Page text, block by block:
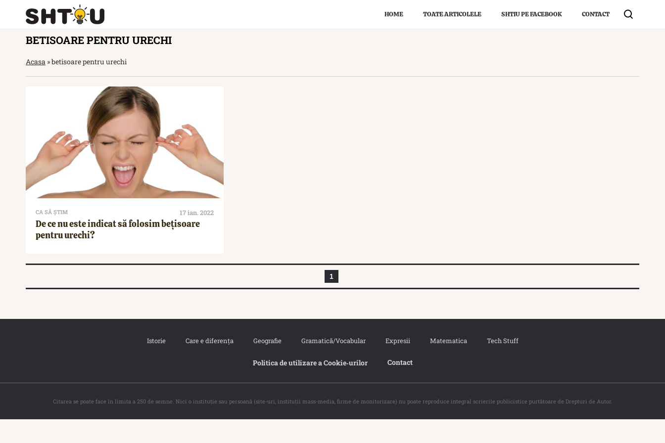
HOME TOATE ARTICOLELE SHTIU PE FACEBOOK CONTACT
BETISOARE PENTRU URECHI
Acasa »betisoare pentru urechi
CA SĂ ȘTIM 17 ian. 2022
De ce nu este indicat să folosim bețisoare
pentru urechi?
1
Istorie Care e diferența Geografie Gramatică/Vocabular Expresii Matematica Tech Stuff
Politica de utilizare a Cookie‐urilor Contact
Citarea se poate face în limita a 250 de semne. Nici o instituţie sau persoană (site-uri, instituţii mass-media, firme de monitorizare) nu poate reproduce integral scrierile publicistice purtătoare de Drepturi de Autor.